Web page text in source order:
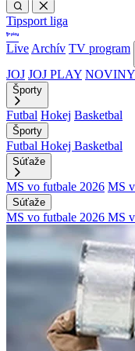
Tipsport liga
Live Archív TV program
JOJ JOJ PLAY NOVINY
Športy
Futbal Hokej Basketbal
Športy
Futbal Hokej Basketbal
Súťaže
MS vo futbale 2026 MS
Súťaže
MS vo futbale 2026 MS